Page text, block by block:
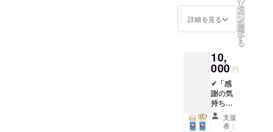
いたこ
とに対
制作に
励みま
事、制
作が完
了した
後にお
手紙を
✔「Fun
derス
テッ
✔「 オ
フィ
シャル
サイト
にお名
前を記
載」
✔「横
詳細を見る
リ
タ
ー
ン
を
選
択
す
る
10,
000 円
✔「感
謝の気
持ち」
✔「サ
ンクス
支援
者：